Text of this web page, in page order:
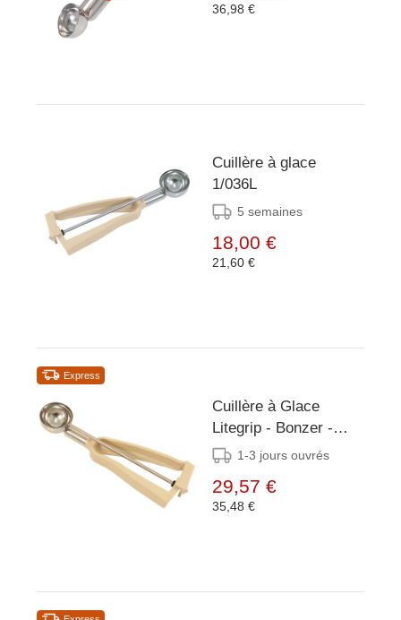
36,98 €
Cuillère à glace
1/036L
5 semaines
18,00 €
21,60 €
Express
Cuillère à Glace
Litegrip - Bonzer -
Beige Inox - Taille 36 -
1-3 jours ouvrés
29,57 €
35,48 €